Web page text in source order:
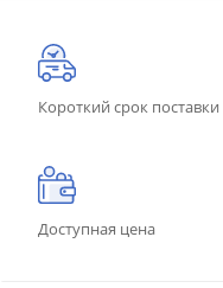
Короткий срок поставки
Доступная цена